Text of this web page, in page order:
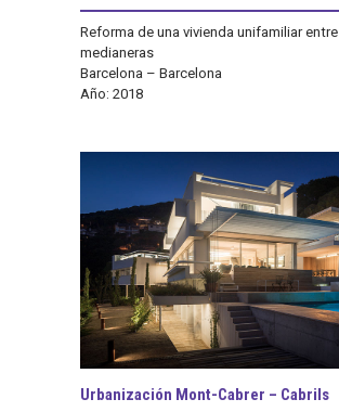
Reforma de una vivienda unifamiliar entre
medianeras
Barcelona – Barcelona
Año: 2018
Urbanización Mont-Cabrer – Cabrils